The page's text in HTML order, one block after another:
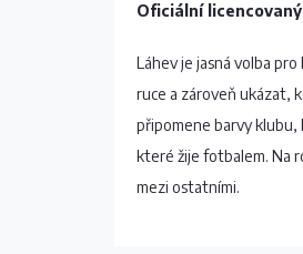
Oficiální
Láhev je jasná volba
ruce a zároveň ukázat,
připomene barvy klubu,
které žije fotbalem. Na
mezi ostatními.